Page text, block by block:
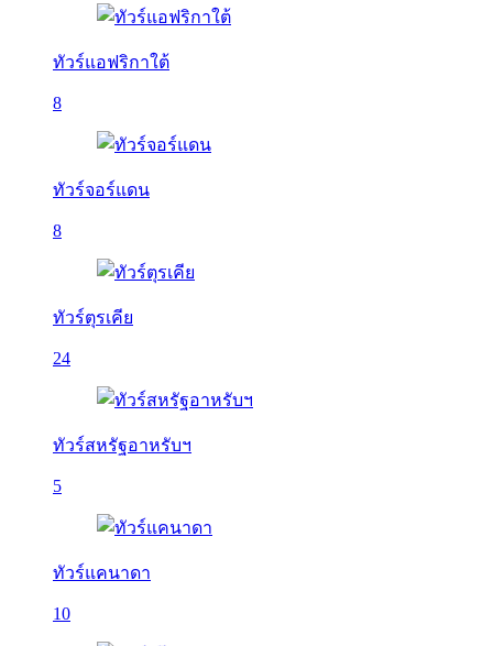
ทัวร์แอฟริกาใต้
8
ทัวร์จอร์แดน
8
ทัวร์ตุรเคีย
24
ทัวร์สหรัฐอาหรับฯ
5
ทัวร์แคนาดา
10